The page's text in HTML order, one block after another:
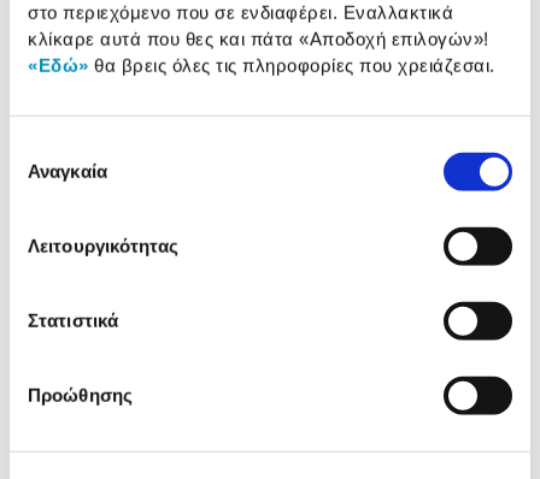
στο περιεχόμενο που σε ενδιαφέρει. Εναλλακτικά
κλίκαρε αυτά που θες και πάτα «Αποδοχή επιλογών»!
«Εδώ» θα βρεις όλες τις πληροφορίες που χρειάζεσαι.
συγκατάθεσης
Αναγκαία
Λειτουργικότητας
Στατιστικά
Προώθησης
Αναλυτική
Αναλυτική παρουσίαση
προϊόντος
Αξιολογήσεις
Δες τι κλίκαραν όσοι είδαν το ίδιο